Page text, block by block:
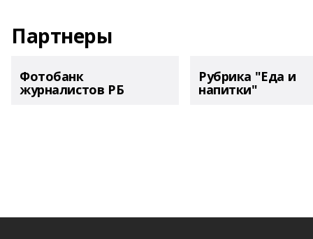
Партнеры
Фотобанк
журналистов РБ
Рубрика "Еда и
напитки"